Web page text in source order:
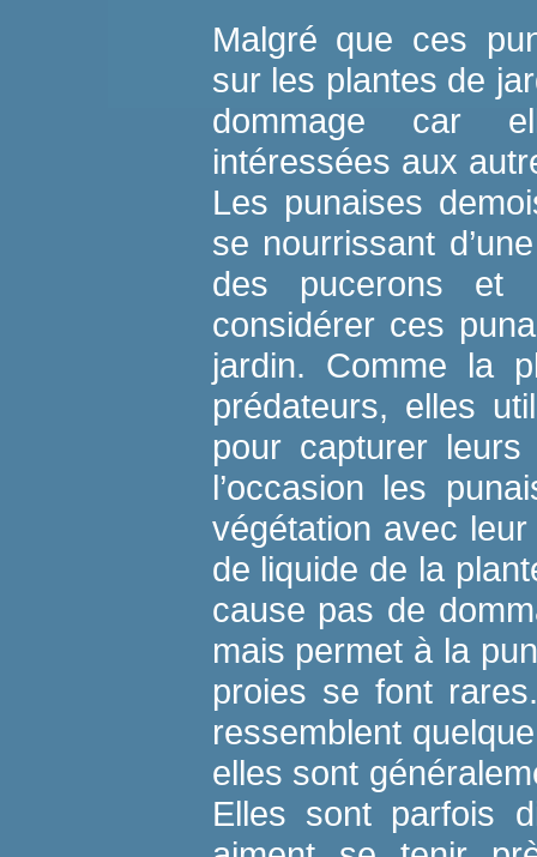
Malgré que ces
sur les plantes de
dommage car
intéressées aux
Les punaises
se nourrissant
des pucerons et
considérer ces
jardin. Comme la
prédateurs, elles
pour capturer
l’occasion les
végétation avec
de liquide de la
cause pas de
mais permet à la
proies se font
ressemblent
elles sont
Elles sont parfois